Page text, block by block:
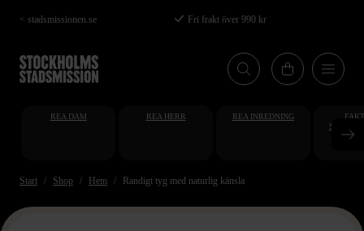
Hoppa
till
huvudinnehåll
< stadsmissionen.se Fri frakt över 990 kr
REA DAM REA HERR REA INREDNING
Start Shop Hem Randigt tyg med naturlig känsla